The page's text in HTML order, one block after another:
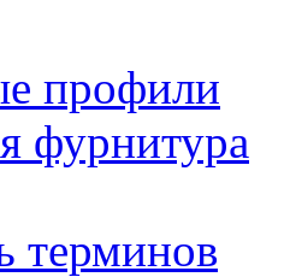
профили
фурнитура
терминов